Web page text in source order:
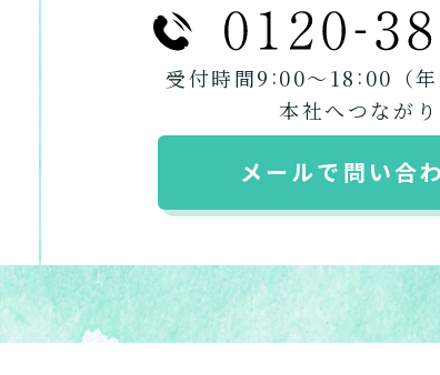
しているのは?
、それぞれ用途やご利用目的が違います。
ているのか簡単にチェックしてみましょう!
おすすめの介護保険サービスを紹介します。
援１～２、要介護１～
受けていますか？
サービスを使いたいです
に移り住みたいですか？
の介護などサポート
来てもらいたいですか
いたいですか？
受けていますか？
症の疑いはありますか？
いたいですか？
したいですか？
介護１～２ですか？
５ですか？
受付時間9 :00〜18 :00 （
本社へつなが
メールで問い合